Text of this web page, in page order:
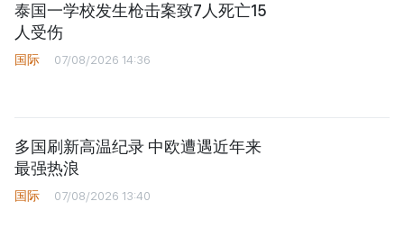
泰国一学校发生枪击案致7人死亡15
人受伤
国际 07/08/2026 14:36
多国刷新高温纪录 中欧遭遇近年来
最强热浪
国际 07/08/2026 13:40